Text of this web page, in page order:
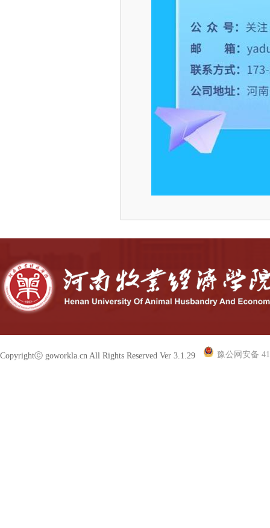
Copyrightⓒ goworkla.cn All Rights Reserved Ver 3.1.29 豫公网安备